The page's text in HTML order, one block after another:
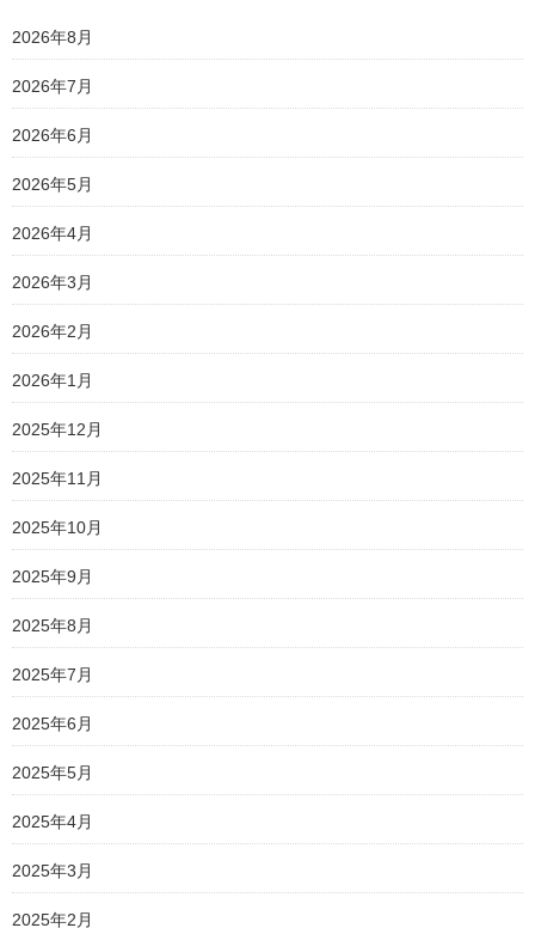
2026年8月
2026年7月
2026年6月
2026年5月
2026年4月
2026年3月
2026年2月
2026年1月
2025年12月
2025年11月
2025年10月
2025年9月
2025年8月
2025年7月
2025年6月
2025年5月
2025年4月
2025年3月
2025年2月